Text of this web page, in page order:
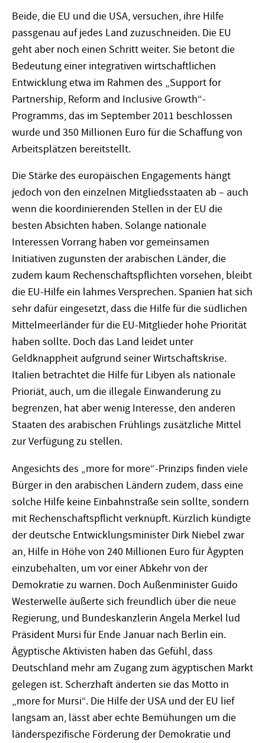
Beide, die EU und die USA, versuchen, ihre Hilfe
passgenau auf jedes Land zuzuschneiden. Die EU
geht aber noch einen Schritt weiter. Sie betont die
Bedeutung einer integrativen wirtschaftlichen
Entwicklung etwa im Rahmen des „Support for
Partnership, Reform and Inclusive Growth“-
Programms, das im September 2011 beschlossen
wurde und 350 Millionen Euro für die Schaffung von
Arbeitsplätzen bereitstellt.
Die Stärke des europäischen Engagements hängt
jedoch von den einzelnen Mitgliedsstaaten ab – auch
wenn die koordinierenden Stellen in der EU die
besten Absichten haben. Solange nationale
Interessen Vorrang haben vor gemeinsamen
Initiativen zugunsten der arabischen Länder, die
zudem kaum Rechenschaftspflichten vorsehen, bleibt
die EU-Hilfe ein lahmes Versprechen. Spanien hat sich
sehr dafür eingesetzt, dass die Hilfe für die südlichen
Mittelmeerländer für die EU-Mitglieder hohe Priorität
haben sollte. Doch das Land leidet unter
Geldknappheit aufgrund seiner Wirtschaftskrise.
Italien betrachtet die Hilfe für Libyen als nationale
Prioriät, auch, um die illegale Einwanderung zu
begrenzen, hat aber wenig Interesse, den anderen
Staaten des arabischen Frühlings zusätzliche Mittel
zur Verfügung zu stellen.
Angesichts des „more for more“-Prinzips finden viele
Bürger in den arabischen Ländern zudem, dass eine
solche Hilfe keine Einbahnstraße sein sollte, sondern
mit Rechenschaftspflicht verknüpft. Kürzlich kündigte
der deutsche Entwicklungsminister Dirk Niebel zwar
an, Hilfe in Höhe von 240 Millionen Euro für Ägypten
einzubehalten, um vor einer Abkehr von der
Demokratie zu warnen. Doch Außenminister Guido
Westerwelle äußerte sich freundlich über die neue
Regierung, und Bundeskanzlerin Angela Merkel lud
Präsident Mursi für Ende Januar nach Berlin ein.
Ägyptische Aktivisten haben das Gefühl, dass
Deutschland mehr am Zugang zum ägyptischen Markt
gelegen ist. Scherzhaft änderten sie das Motto in
„more for Mursi“. Die Hilfe der USA und der EU lief
langsam an, lässt aber echte Bemühungen um die
länderspezifische Förderung der Demokratie und